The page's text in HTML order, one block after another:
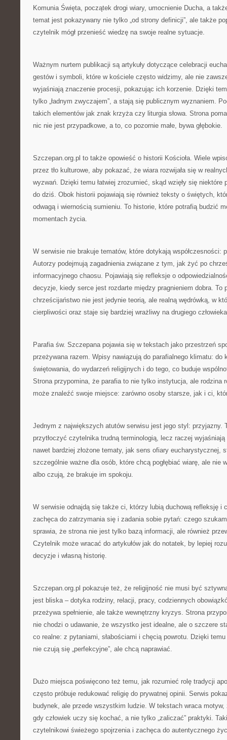
Komunia Święta, początek drogi wiary, umocnienie Ducha, a
temat jest pokazywany nie tylko „od strony definicji”, ale także
czytelnik mógł przenieść wiedzę na swoje realne sytuacje.
Ważnym nurtem publikacji są artykuły dotyczące celebracji
gestów i symboli, które w kościele często widzimy, ale nie
wyjaśniają znaczenie procesji, pokazując ich korzenie. Dzięki
tylko „ładnym zwyczajem”, a stają się publicznym wyznaniem.
takich elementów jak znak krzyża czy liturgia słowa. Strona
nic nie jest przypadkowe, a to, co pozornie małe, bywa głębokie.
Szczepan.org.pl to także opowieść o historii Kościoła. Wiele
przez tło kulturowe, aby pokazać, że wiara rozwijała się w
wyzwań. Dzięki temu łatwiej zrozumieć, skąd wzięły się niektóre
do dziś. Obok historii pojawiają się również teksty o świętych,
odwagą i wiernością sumieniu. To historie, które potrafią budzić
momentach życia.
W serwisie nie brakuje tematów, które dotykają współczesności:
Autorzy podejmują zagadnienia związane z tym, jak żyć po
informacyjnego chaosu. Pojawiają się refleksje o
decyzje, kiedy serce jest rozdarte między pragnieniem dobra. To
chrześcijaństwo nie jest jedynie teorią, ale realną wędrówką, w
cierpliwości oraz staje się bardziej wrażliwy na drugiego
Parafia św. Szczepana pojawia się w tekstach jako przestrzeń
przeżywana razem. Wpisy nawiązują do parafialnego klimatu: do
świętowania, do wydarzeń religijnych i do tego, co buduje
Strona przypomina, że parafia to nie tylko instytucja, ale rodzina
może znaleźć swoje miejsce: zarówno osoby starsze, jak i ci,
Jednym z największych atutów serwisu jest jego styl: przyjazny.
przytłoczyć czytelnika trudną terminologią, lecz raczej
nawet bardziej złożone tematy, jak sens ofiary eucharystycznej,
szczególnie ważne dla osób, które chcą pogłębiać wiarę, ale nie
albo czują, że brakuje im spokoju.
W serwisie odnajdą się także ci, którzy lubią duchową refleksję i
zachęca do zatrzymania się i zadania sobie pytań: czego
sprawia, że strona nie jest tylko bazą informacji, ale również
Czytelnik może wracać do artykułów jak do notatek, by lepiej
decyzje i własną historię.
Szczepan.org.pl pokazuje też, że religijność nie musi być
jest bliska – dotyka rodziny, relacji, pracy, codziennych
przeżywa spełnienie, ale także wewnętrzny kryzys. Strona
nie chodzi o udawanie, że wszystko jest idealne, ale o szczere
co realne: z pytaniami, słabościami i chęcią powrotu. Dzięki
nie czują się „perfekcyjne”, ale chcą naprawiać.
Dużo miejsca poświęcono też temu, jak rozumieć rolę tradycji
często próbuje redukować religię do prywatnej opinii. Serwis
budynek, ale przede wszystkim ludzie. W tekstach wraca motyw,
gdy człowiek uczy się kochać, a nie tylko „zaliczać” praktyki.
czytelnikowi świeżego spojrzenia i zachęca do autentycznego